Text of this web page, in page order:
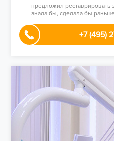
предложил реставрировать
знала бы, сделала бы
+7 (495)